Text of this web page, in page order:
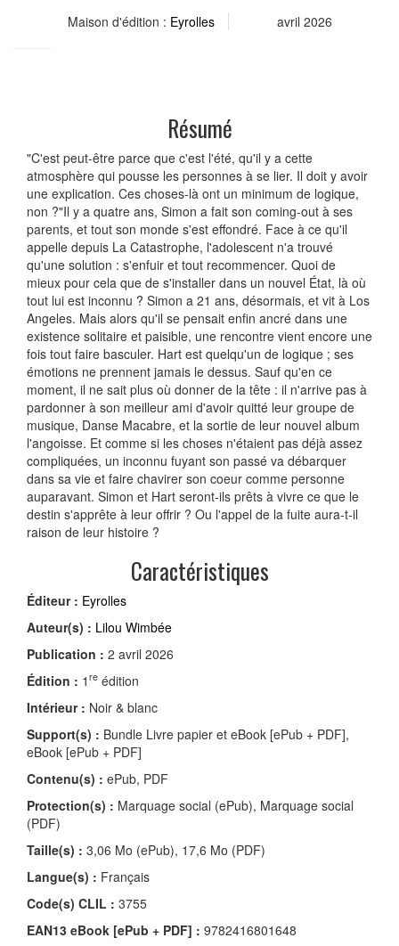
Maison d'édition : Eyrolles avril 2026
Résumé
"C'est peut-être parce que c'est l'été, qu'il y a cette
atmosphère qui pousse les personnes à se lier. Il doit y avoir
une explication. Ces choses-là ont un minimum de logique,
non ?"Il y a quatre ans, Simon a fait son coming-out à ses
parents, et tout son monde s'est effondré. Face à ce qu'il
appelle depuis La Catastrophe, l'adolescent n'a trouvé
qu'une solution : s'enfuir et tout recommencer. Quoi de
mieux pour cela que de s'installer dans un nouvel État, là où
tout lui est inconnu ? Simon a 21 ans, désormais, et vit à Los
Angeles. Mais alors qu'il se pensait enfin ancré dans une
existence solitaire et paisible, une rencontre vient encore une
fois tout faire basculer. Hart est quelqu'un de logique ; ses
émotions ne prennent jamais le dessus. Sauf qu'en ce
moment, il ne sait plus où donner de la tête : il n'arrive pas à
pardonner à son meilleur ami d'avoir quitté leur groupe de
musique, Danse Macabre, et la sortie de leur nouvel album
l'angoisse. Et comme si les choses n'étaient pas déjà assez
compliquées, un inconnu fuyant son passé va débarquer
dans sa vie et faire chavirer son coeur comme personne
auparavant. Simon et Hart seront-ils prêts à vivre ce que le
destin s'apprête à leur offrir ? Ou l'appel de la fuite aura-t-il
raison de leur histoire ?
Caractéristiques
Éditeur : Eyrolles
Auteur(s) : Lilou Wimbée
Publication : 2 avril 2026
Édition : 1 re édition
Intérieur : Noir & blanc
Support(s) : Bundle Livre papier et eBook [ePub + PDF],
eBook [ePub + PDF]
Contenu(s) : ePub, PDF
Protection(s) : Marquage social (ePub), Marquage social
(PDF)
Taille(s) : 3,06 Mo (ePub), 17,6 Mo (PDF)
Langue(s) : Français
Code(s) CLIL : 3755
EAN13 eBook [ePub + PDF] : 9782416801648